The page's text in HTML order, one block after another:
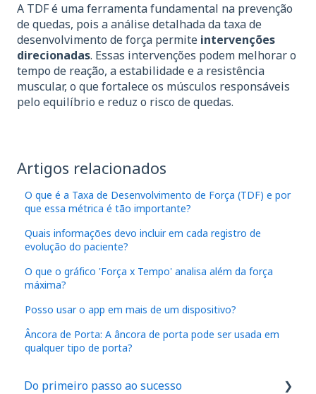
A TDF é uma ferramenta fundamental na prevenção
de quedas, pois a análise detalhada da taxa de
desenvolvimento de força permite intervenções
direcionadas. Essas intervenções podem melhorar o
tempo de reação, a estabilidade e a resistência
muscular, o que fortalece os músculos responsáveis
pelo equilíbrio e reduz o risco de quedas.
Artigos relacionados
O que é a Taxa de Desenvolvimento de Força (TDF) e por
que essa métrica é tão importante?
Quais informações devo incluir em cada registro de
evolução do paciente?
O que o gráfico 'Força x Tempo' analisa além da força
máxima?
Posso usar o app em mais de um dispositivo?
Âncora de Porta: A âncora de porta pode ser usada em
qualquer tipo de porta?
Do primeiro passo ao sucesso